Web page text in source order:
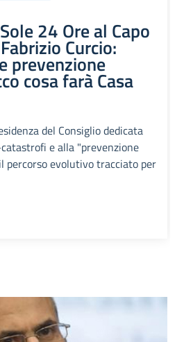
24 Ore al Capo
Curcio:
prevenzione
cosa farà Casa
del Consiglio dedicata
e alla "prevenzione
percorso evolutivo tracciato per